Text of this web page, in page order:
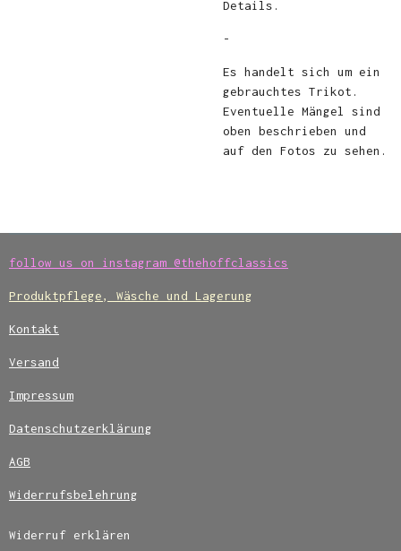
Details.
-
Es handelt sich um ein
gebrauchtes Trikot.
Eventuelle Mängel sind
oben beschrieben und
auf den Fotos zu sehen.
follow us on instagram @thehoffclassics
Produktpflege, Wäsche und Lagerung
Kontakt
Versand
Impressum
Datenschutzerklärung
AGB
Widerrufsbelehrung
Widerruf erklären